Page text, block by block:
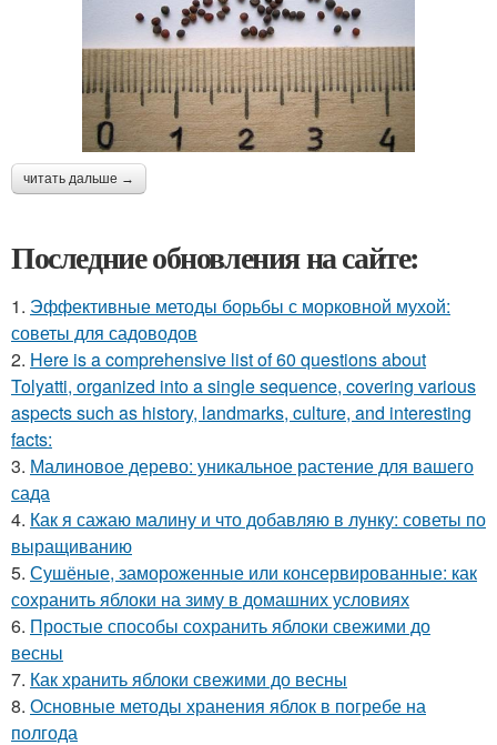
читать дальше →
Последние обновления на сайте:
1. Эффективные методы борьбы с морковной мухой:
советы для садоводов
2. Here is a comprehensive list of 60 questions about
Tolyatti, organized into a single sequence, covering various
aspects such as history, landmarks, culture, and interesting
facts:
3. Малиновое дерево: уникальное растение для вашего
сада
4. Как я сажаю малину и что добавляю в лунку: советы по
выращиванию
5. Сушёные, замороженные или консервированные: как
сохранить яблоки на зиму в домашних условиях
6. Простые способы сохранить яблоки свежими до
весны
7. Как хранить яблоки свежими до весны
8. Основные методы хранения яблок в погребе на
полгода